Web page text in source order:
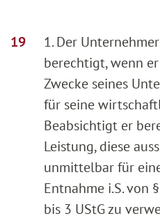
1. Der
berechtigt, wenn
Zwecke seines
für seine
Beabsichtigt er
Leistung, diese
unmittelbar für
Entnahme i.S. von
bis 3 UStG zu